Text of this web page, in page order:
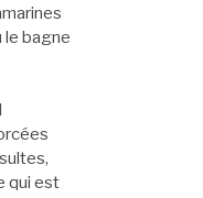
le bagne
qui est